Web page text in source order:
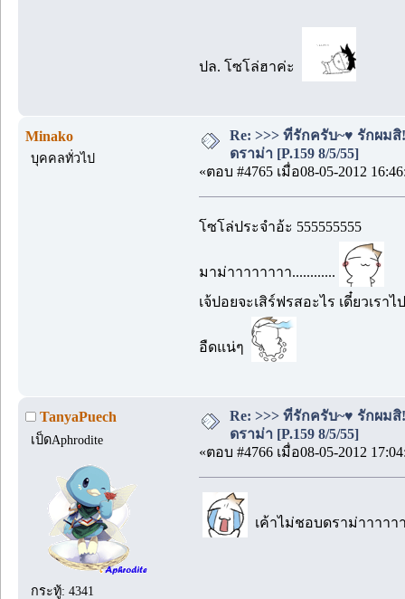
ปล. โซโล่ฮาค่ะ
Minako
บุคคลทั่วไป
Re: >>> ที่รักครับ~♥ รักผม
ดราม่า [P.159 8/5/55]
«ตอบ #4765 เมื่อ08-05-2012
โซโล่ประจำอ้ะ 555555555
มาม่าาาาาาาา............
เจ้ปอยจะเสิร์ฟรสอะไร เดี๋ยวเรา
อืดแน่ๆ
TanyaPuech
เป็ดAphrodite
กระทู้: 4341
Re: >>> ที่รักครับ~♥ รักผม
ดราม่า [P.159 8/5/55]
«ตอบ #4766 เมื่อ08-05-2012
เค้าไม่ชอบดราม่าาาาา